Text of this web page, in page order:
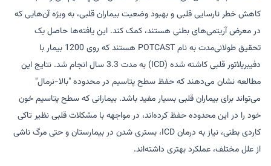
کاهش خطر نارسایی قلبی و بهبود وضعیت بیماران قلبی، به ویژه آن‌هایی که
در معرض آریتمی‌های بطنی هستند، کمک کند. این یافته‌ها حاصل یک
تحقیق طولانی‌مدت به نام POTCAST هستند که روی 1200 بیمار با
دفیبریلاتور قلبی کاشته شده (ICD) به مدت 3.3 سال انجام شد. نتایج این
مطالعه نشان می‌دهند که حفظ سطح پتاسیم در محدوده "بالا-نرمال"
می‌تواند برای بیماران قلبی بسیار مفید باشد. بیمارانی که سطح پتاسیم خون
خود را در این محدوده حفظ کرده‌اند، در مواجهه با مشکلات قلبی نظیر تاکی
کاردی بطنی، نیاز به درمان ICD، بستری شدن در بیمارستان و حتی مرگ ناشی
از علل مختلف، عملکرد بهتری داشته‌اند.